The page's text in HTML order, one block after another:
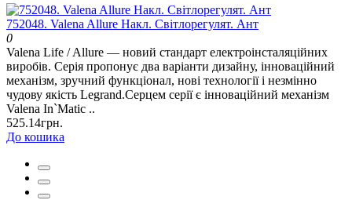
752048. Valena Allure Накл. Світлорегулят. Ант
0
Valena Life / Allure — новий стандарт електроінсталяційних
виробів. Серія пропонує два варіанти дизайну, інноваційний
механізм, зручний функціонал, нові технології і незмінно
чудову якість Legrand.Серцем серії є інноваційний механізм
Valena In`Matic ..
525.14грн.
До кошика